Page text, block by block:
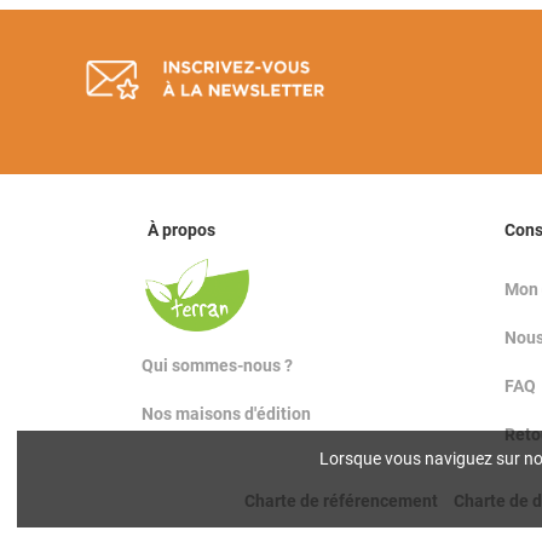
Lorsque vous naviguez sur
À propos
Qui sommes-nous ?
Nos maisons d'édition
FAQ
Charte de référencement Charte de